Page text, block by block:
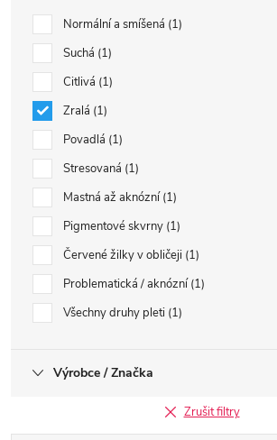
Normální a smíšená 1
Suchá 1
Citlivá 1
Zralá 1
Povadlá 1
Stresovaná 1
Mastná až aknózní 1
Pigmentové skvrny 1
Červené žilky v obličeji 1
Problematická / aknózní 1
Všechny druhy pleti 1
Výrobce / Značka
Zrušit filtry